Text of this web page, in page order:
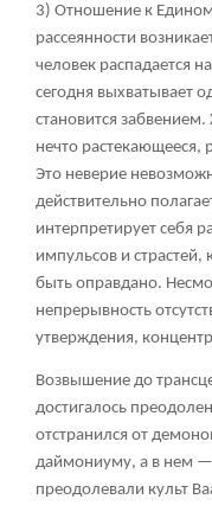
3) Отношение к Едином
рассеянности
человек распадается
сегодня выхватывает
становится
нечто растекающееся,
Это неверие
действительно
интерпретирует себя
импульсов и
быть оправдано.
непрерывность
утверждения,
Возвышение до
достигалось
отстранился от
даймониуму, а в нем —
преодолевали культ